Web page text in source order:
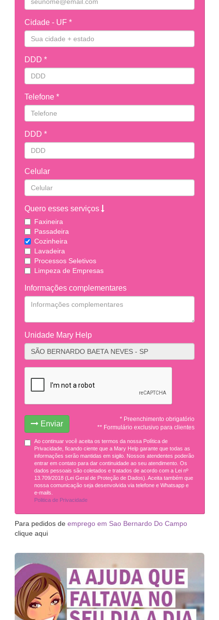
Cidade - UF *
DDD *
Telefone *
DDD *
Celular
Quero esses serviços
Faxineira
Passadeira
Cozinheira
Lavadeira
Processos Seletivos
Limpeza de Empresas
Informações complementares
Unidade Mary Help
Enviar
* Preenchimento obrigatório
** Formulário exclusivo para clientes
Ao continuar você aceita os termos da nossa Política de
Privacidade, ficando ciente que a Mary Help garante que todas as
informações serão mantidas em sigilo. Nossos atendentes poderão
entrar em contato para dar continuidade ao seu atendimento. Os
dados pessoais são coletados e tratados de acordo com a Lei nº
13.709/2018 (Lei Geral de Proteção de Dados). Aceita também que
nossa comunicação seja desenvolvida via telefone e Whatsapp e
e-mails.
Politica de Privacidade
Para pedidos de emprego em Sao Bernardo Do Campo
clique aqui